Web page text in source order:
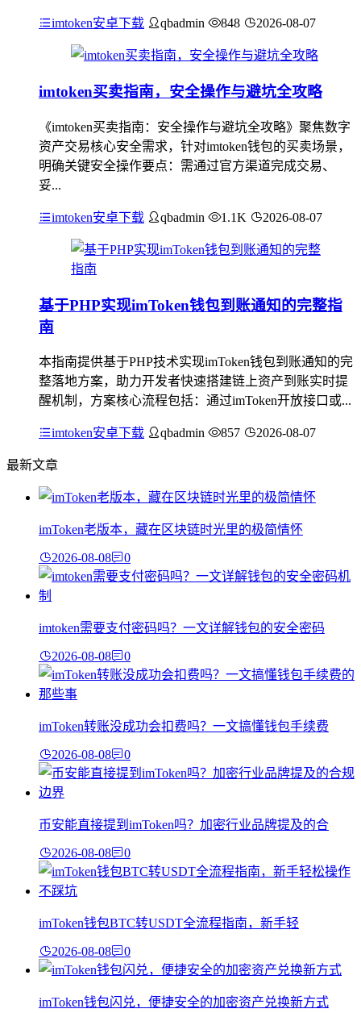
imtoken安卓下载 qbadmin 848 2026-08-07
imtoken买卖指南，安全操作与避坑全攻略
《imtoken买卖指南：安全操作与避坑全攻略》聚焦数字
资产交易核心安全需求，针对imtoken钱包的买卖场景，
明确关键安全操作要点：需通过官方渠道完成交易、
妥...
imtoken安卓下载 qbadmin 1.1K 2026-08-07
基于PHP实现imToken钱包到账通知的完整指
南
本指南提供基于PHP技术实现imToken钱包到账通知的完
整落地方案，助力开发者快速搭建链上资产到账实时提
醒机制，方案核心流程包括：通过imToken开放接口或...
imtoken安卓下载 qbadmin 857 2026-08-07
最新文章
imToken老版本，藏在区块链时光里的极简情怀
2026-08-08 0
imtoken需要支付密码吗？一文详解钱包的安全密码
2026-08-08 0
imToken转账没成功会扣费吗？一文搞懂钱包手续费
2026-08-08 0
币安能直接提到imToken吗？加密行业品牌提及的合
2026-08-08 0
imToken钱包BTC转USDT全流程指南，新手轻
2026-08-08 0
imToken钱包闪兑，便捷安全的加密资产兑换新方式